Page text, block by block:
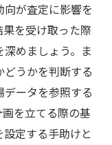
が査定に影響を
を受け取った際
めましょう。ま
うかを判断する
ータを参照する
を立てる際の基
定する手助けと